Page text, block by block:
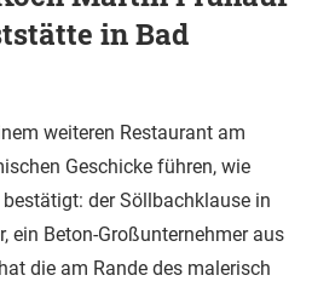
in Bad
weiteren Restaurant am
Geschicke führen, wie
der Söllbachklause in
ein Beton-Großunternehmer aus
die am Rande des malerisch